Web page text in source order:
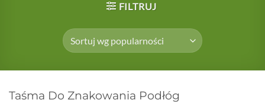
FILTRUJ
Taśma Do Znakowania Podłóg